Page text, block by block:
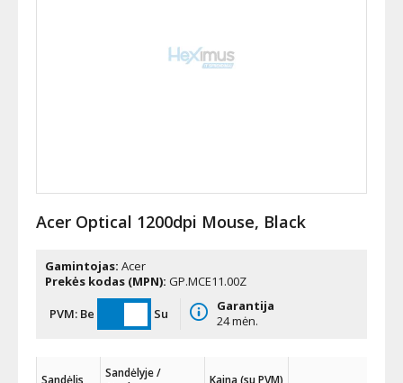
Acer Optical 1200dpi Mouse, Black
Gamintojas: Acer
Prekės kodas (MPN): GP.MCE11.00Z
PVM: Be Su
Garantija
24 mėn.
Sandėlis
Sandėlyje /
Kaina (su PVM)